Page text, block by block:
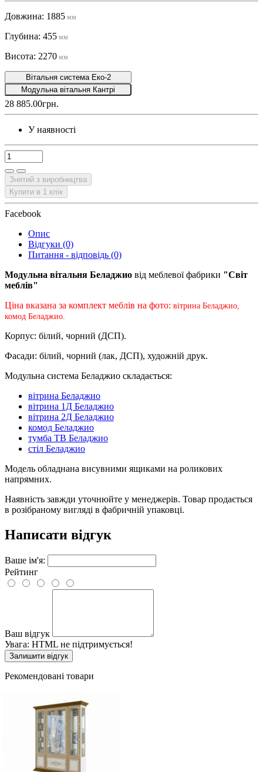
Довжина: 1885 мм
Глубина: 455 мм
Висота: 2270 мм
Вітальня система Еко-2
Модульна вітальня Кантрі
28 885.00грн.
У наявності
Знятий з виробництва
Купити в 1 клік
Facebook
Опис
Відгуки (0)
Питання - відповідь (0)
Модульна вітальня Беладжио від меблевої фабрики "Cвіт
меблів"
Ціна вказана за комплект меблів на фото: вітрина Беладжио,
комод Беладжио.
Корпус: білий, чорний (ДСП).
Фасади: білий, чорний (лак, ДСП), художній друк.
Модульна система Беладжио складається:
вітрина Беладжио
вітрина 1Д Беладжио
вітрина 2Д Беладжио
комод Беладжио
тумба ТВ Беладжио
стіл Беладжио
Модель обладнана висувними ящиками на роликових
напрямних.
Наявність завжди уточнюйте у менеджерів. Товар продається
в розібраному вигляді в фабричній упаковці.
Написати відгук
Ваше ім'я:
Рейтинг
Ваш відгук
Увага: HTML не підтримується!
Залишити відгук
Рекомендовані товари